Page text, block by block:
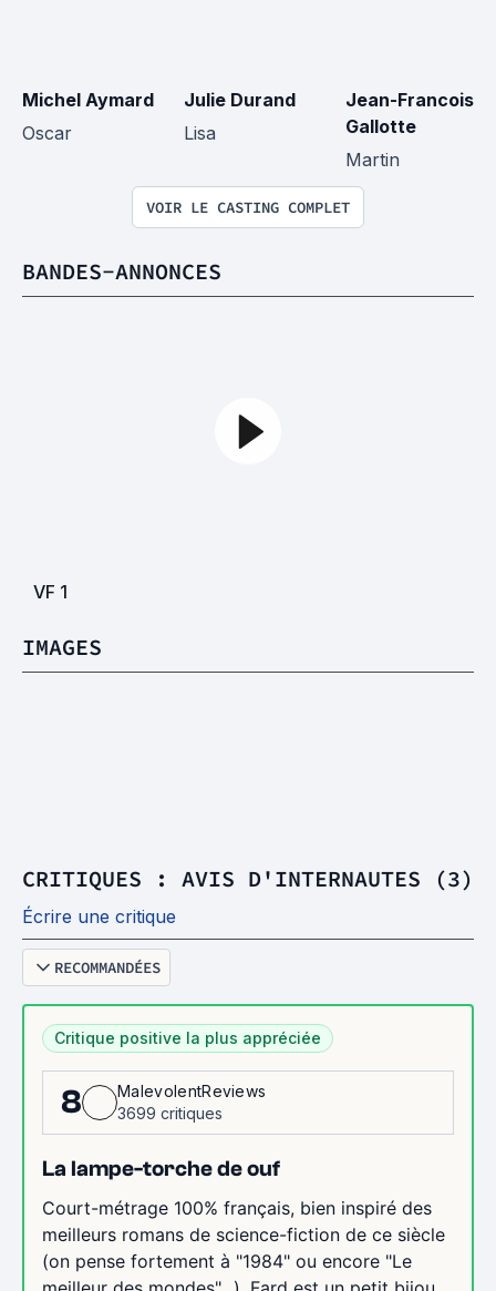
Michel Aymard
Oscar
Julie Durand
Lisa
Jean-Francois
Gallotte
Martin
VOIR LE CASTING COMPLET
BANDES-ANNONCES
VF 1
IMAGES
CRITIQUES : AVIS D'INTERNAUTES (3)
Écrire une critique
RECOMMANDÉES
Critique positive la plus appréciée
8
MalevolentReviews
3699 critiques
La lampe-torche de ouf
Court-métrage 100% français, bien inspiré des
meilleurs romans de science-fiction de ce siècle
(on pense fortement à "1984" ou encore "Le